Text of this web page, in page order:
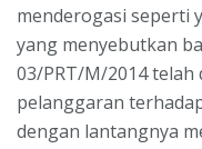
menderogasi seperti
yang menyebutkan
03/PRT/M/2014
pelanggaran
dengan lantangnya